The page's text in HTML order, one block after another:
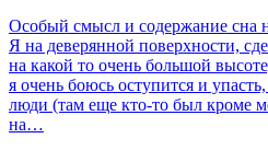
Особый смысл и содержание
Я на деверянной поверхности,
на какой то очень большой
я очень боюсь оступится и
люди (там еще кто-то был кроме
на…